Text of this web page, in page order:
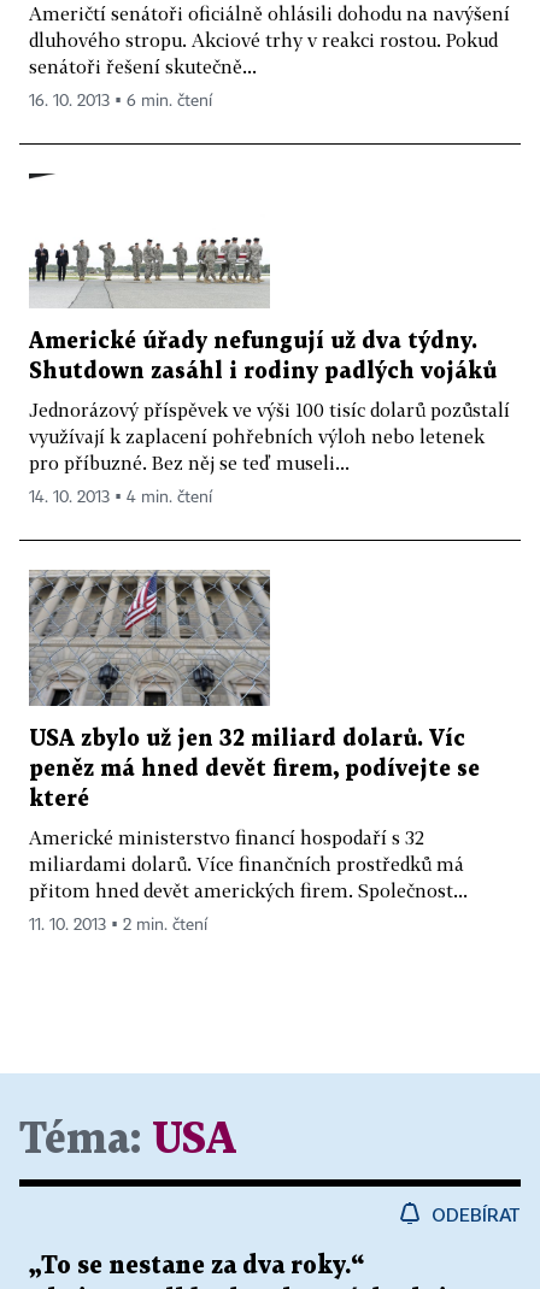
Američtí senátoři oficiálně ohlásili dohodu na navýšení
dluhového stropu. Akciové trhy v reakci rostou. Pokud
senátoři řešení skutečně...
16. 10. 2013 ▪ 6 min. čtení
Americké úřady nefungují už dva týdny.
Shutdown zasáhl i rodiny padlých vojáků
Jednorázový příspěvek ve výši 100 tisíc dolarů pozůstalí
využívají k zaplacení pohřebních výloh nebo letenek
pro příbuzné. Bez něj se teď museli...
14. 10. 2013 ▪ 4 min. čtení
USA zbylo už jen 32 miliard dolarů. Víc
peněz má hned devět firem, podívejte se
které
Americké ministerstvo financí hospodaří s 32
miliardami dolarů. Více finančních prostředků má
přitom hned devět amerických firem. Společnost...
11. 10. 2013 ▪ 2 min. čtení
Téma: USA
ODEBÍRAT
„To se nestane za dva roky.“